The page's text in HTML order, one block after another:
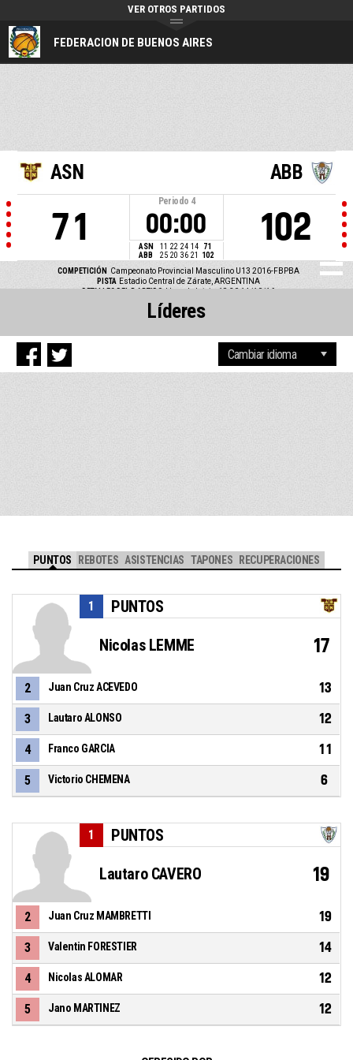
FEDERACION DE BUENOS AIRES
VER OTROS PARTIDOS
ASN
71
Periodo 4
00:00
ASN 11 22 24 14
71
ABB
25 20 36 21 102
ABB
102
COMPETICIÓN
Campeonato Provincial Masculino U13 2016-FBPBA
PISTA Estadio Central de Zárate, ARGENTINA
DETALLES DEL P ARTIDO Hora de Inicio: 18:30 14/10/16
Líderes
PUNTOS REBOTES ASISTENCIAS TAPONES RECUPERACIONES
PUNTOS
1
Nicolas LEMME 17
2 Juan Cruz ACEVEDO 13
3 Lautaro ALONSO 12
4 Franco GARCIA 11
5 Victorio CHEMENA 6
PUNTOS
1
Lautaro CAVERO 19
2 Juan Cruz MAMBRETTI 19
3 Valentin FORESTIER 14
4 Nicolas ALOMAR 12
5 Jano MARTINEZ 12